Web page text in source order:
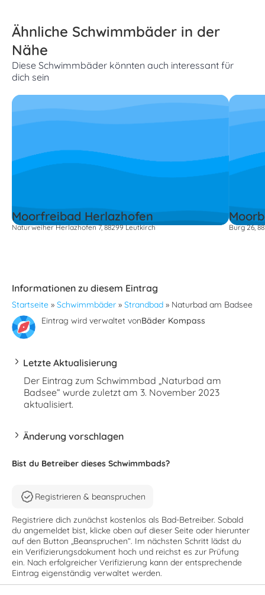
Ähnliche Schwimmbäder in der
Nähe
Diese Schwimmbäder könnten auch interessant für
dich sein
Moorfreibad Herlazhofen
Naturweiher Herlazhofen 7, 88299 Leutkirch Burg 26,
Informationen zu diesem Eintrag
Startseite » Schwimmbäder » Strandbad » Naturbad am Badsee
Eintrag wird verwaltet vonBäder Kompass
Letzte Aktualisierung
Der Eintrag zum Schwimmbad „Naturbad am
Badsee“ wurde zuletzt am 3. November 2023
aktualisiert.
Änderung vorschlagen
Bist du Betreiber dieses Schwimmbads?
Registrieren & beanspruchen
Registriere dich zunächst kostenlos als Bad-Betreiber. Sobald
du angemeldet bist, klicke oben auf dieser Seite oder hierunter
auf den Button „Beanspruchen“. Im nächsten Schritt lädst du
ein Verifizierungsdokument hoch und reichst es zur Prüfung
ein. Nach erfolgreicher Verifizierung kann der entsprechende
Eintrag eigenständig verwaltet werden.